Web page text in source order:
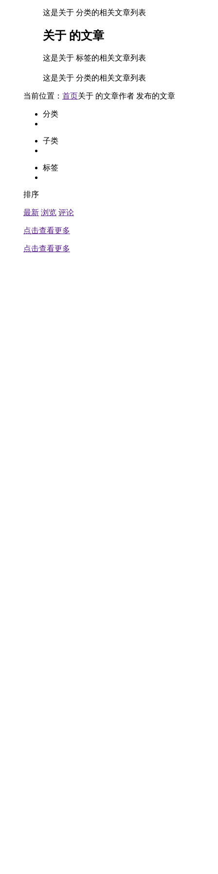
这是关于 分类的相关文章列表
关于 的文章
这是关于 标签的相关文章列表
这是关于 分类的相关文章列表
当前位置： 首页关于 的文章作者 发布的文章
分类
子类
标签
排序
最新 浏览 评论
点击查看更多
点击查看更多